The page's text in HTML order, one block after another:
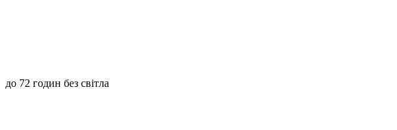
до 72 годин без світла